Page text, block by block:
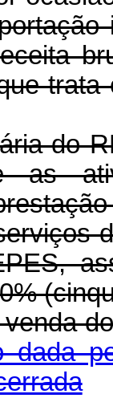
do
as
dada